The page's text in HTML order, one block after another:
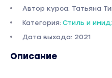
Автор курса: Татьяна
Категория: Стиль и
Дата выхода: 2021
Описание